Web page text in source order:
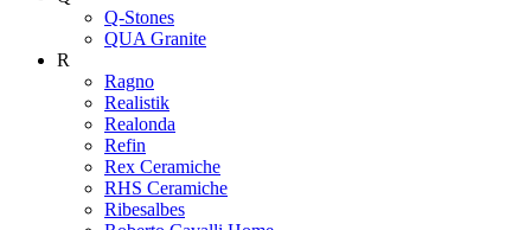
Q-Stones
QUA Granite
R
Ragno
Realistik
Realonda
Refin
Rex Ceramiche
RHS Ceramiche
Ribesalbes